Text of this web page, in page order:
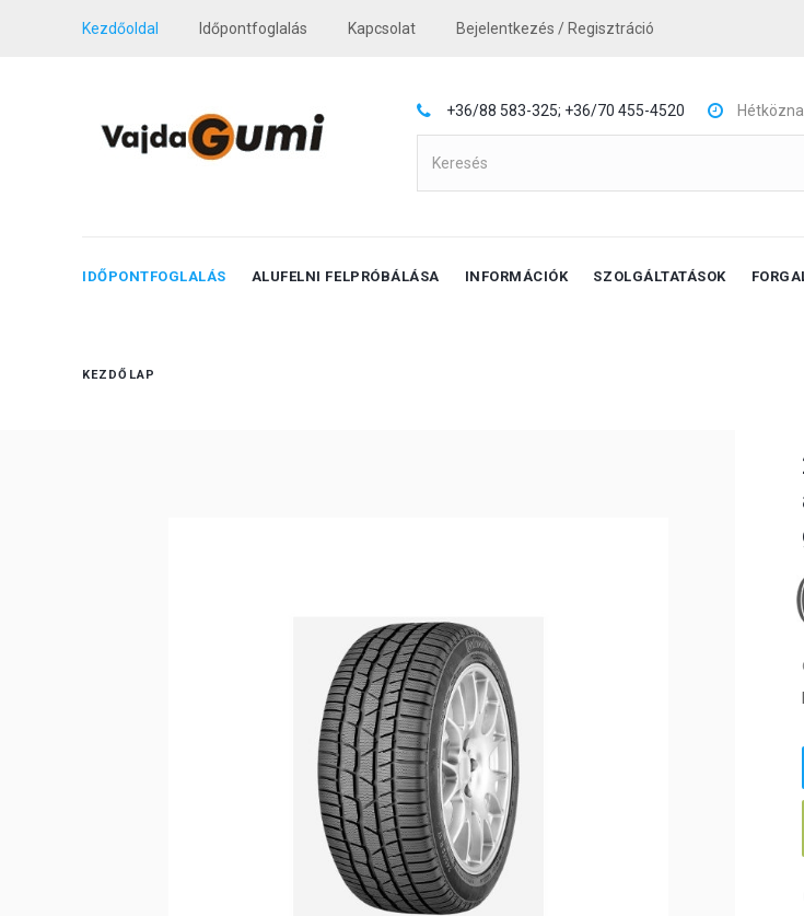
Kezdőoldal Időpontfoglalás Kapcsolat Bejelentkezés / Regisztráció
+36/88 583-325; +36/70 455-4520
IDŐPONTFOGLALÁS ALUFELNI FELPRÓBÁLÁSA INFORMÁCIÓK SZOLGÁLTATÁSOK
KEZDŐLAP